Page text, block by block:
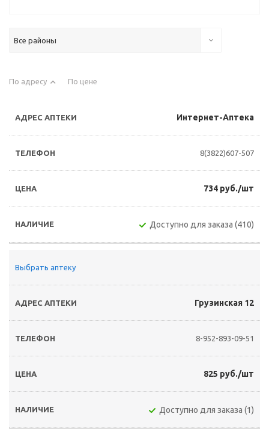
Все районы
По адресу По цене
Интернет-Аптека
8(3822)607-507
734 руб./шт
Доступно для заказа (410)
Выбрать аптеку
Грузинская 12
8-952-893-09-51
825 руб./шт
Доступно для заказа (1)